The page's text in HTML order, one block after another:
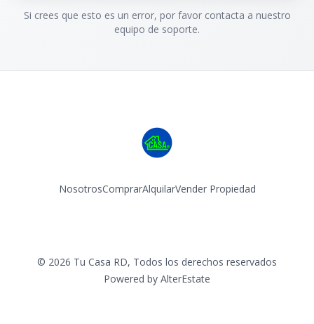
Si crees que esto es un error, por favor contacta a nuestro
equipo de soporte.
NosotrosComprarAlquilarVender Propiedad
© 2026 Tu Casa RD, Todos los derechos reservados
Powered by AlterEstate